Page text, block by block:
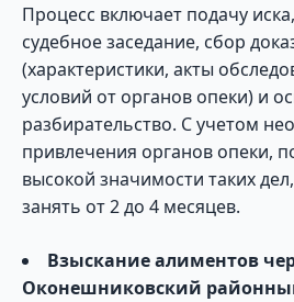
Процесс включает подачу
судебное заседание, сбор
(характеристики, акты
условий от органов опеки) и
разбирательство. С учетом
привлечения органов опеки,
высокой значимости таких
занять от 2 до 4 месяцев.
Взыскание алиментов
Оконешниковский